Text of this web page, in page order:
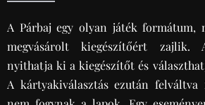
A Párbaj egy olyan játék formátum,
megvásárolt kiegészítőért zajlik.
nyithatja ki a kiegészítőt és
A kártyakiválasztás ezután